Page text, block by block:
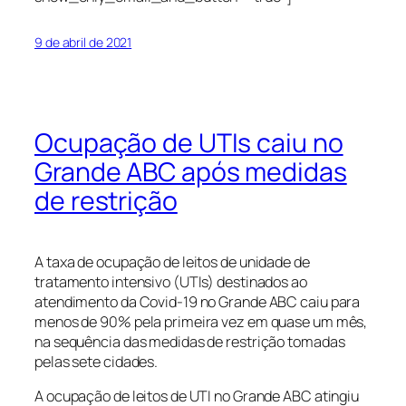
9 de abril de 2021
Ocupação de UTIs caiu no
Grande ABC após medidas
de restrição
A taxa de ocupação de leitos de unidade de
tratamento intensivo (UTIs) destinados ao
atendimento da Covid-19 no Grande ABC caiu para
menos de 90% pela primeira vez em quase um mês,
na sequência das medidas de restrição tomadas
pelas sete cidades.
A ocupação de leitos de UTI no Grande ABC atingiu